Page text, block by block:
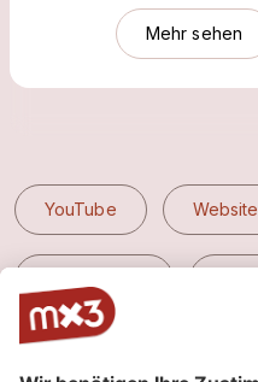
Mehr sehen
YouTube Website
Tidal